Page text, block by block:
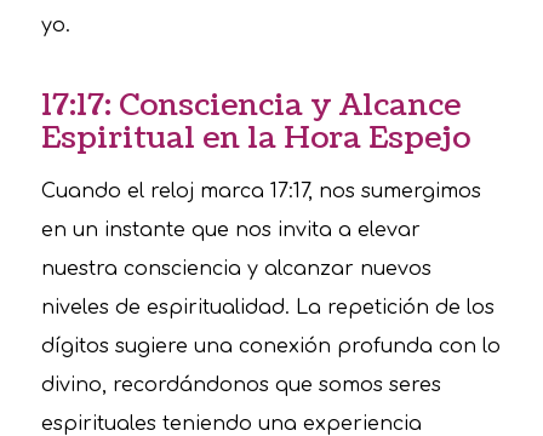
yo.
17:17: Consciencia y Alcance
Espiritual en la Hora Espejo
Cuando el reloj marca 17:17, nos sumergimos
en un instante que nos invita a elevar
nuestra consciencia y alcanzar nuevos
niveles de espiritualidad. La repetición de los
dígitos sugiere una conexión profunda con lo
divino, recordándonos que somos seres
espirituales teniendo una experiencia